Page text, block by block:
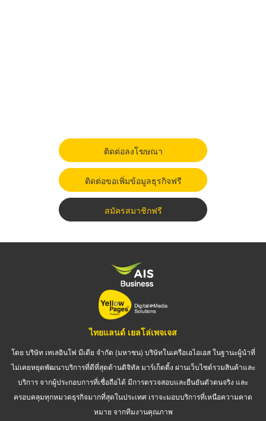
ติดต่อลงโฆษณา
ติดต่อขอเพิ่มข้อมูลธุรกิจฟรี
สมัครสมาชิกฟรี
ไทยแลนด์ เยลโล่เพจเจส
โดย บริษัท เทเลอินโฟ มีเดีย จำกัด (มหาชน) บริษัทในเครือเอไอเอส ในฐานะผู้นำที่
ไม่เคยหยุดพัฒนาบริการที่ดีที่สุดด้านดิจิทัล มาร์เก็ตติ้ง ผ่านเว็บไซต์รวมสินค้าและ
บริการ จากผู้ประกอบการที่เชื่อถือได้ มีการตรวจสอบและยืนยันตัวตนจริง และ
ครอบคลุมทุกหมวดธุรกิจมากที่สุดในประเทศ เราจะมอบบริการที่เหนือความคาด
หมาย จากทีมงานคุณภาพ